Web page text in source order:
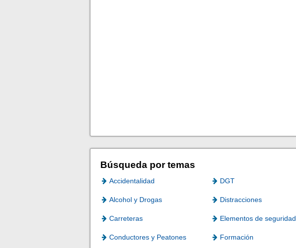
Búsqueda por temas
Accidentalidad DGT
Alcohol y Drogas Distracciones
Carreteras Elementos de seguridad
Conductores y Peatones Formación